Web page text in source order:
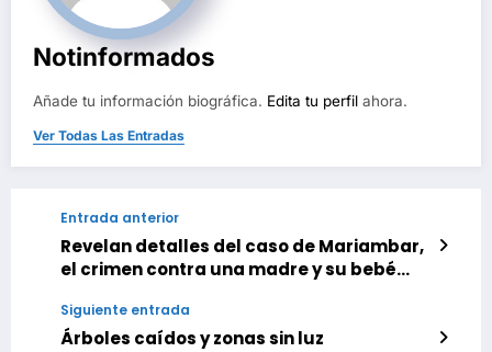
Notinformados
Añade tu información biográfica. Edita tu perfil ahora.
Ver Todas Las Entradas
Entrada anterior
Revelan detalles del caso de Mariambar,
el crimen contra una madre y su bebé
Siguiente entrada
Árboles caídos y zonas sin luz